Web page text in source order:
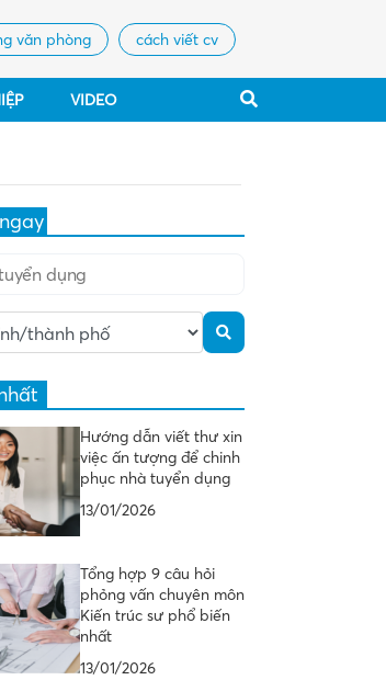
văn phòng cách viết cv
VIDEO
Hướng dẫn viết thư xin
việc ấn tượng để chinh
phục nhà tuyển dụng
13/01/2026
Tổng hợp 9 câu hỏi
phỏng vấn chuyên môn
Kiến trúc sư phổ biến
nhất
13/01/2026